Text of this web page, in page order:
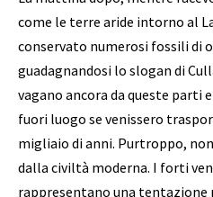
come le terre aride intorno al
conservato numerosi fossili di
guadagnandosi lo slogan di
vagano ancora da queste parti
fuori luogo se venissero
migliaio di anni. Purtroppo,
dalla civiltà moderna. I forti
rappresentano una tentazione